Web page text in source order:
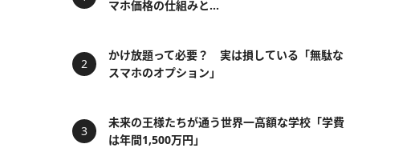
マホ価格の仕組みと...
かけ放題って必要？ 実は損している「無駄な
スマホのオプション」
未来の王様たちが通う世界一高額な学校「学費
は年間1,500万円」